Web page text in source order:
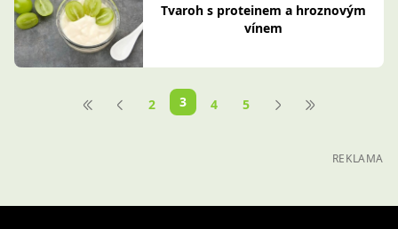
Tvaroh s proteinem a hroznovým
vínem
2 3 4 5
REKLAMA